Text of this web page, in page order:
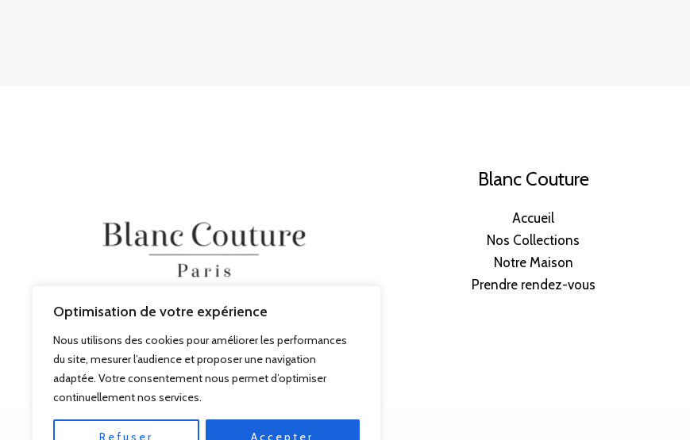
Optimisation de votre expérience
Nous utilisons des cookies pour améliorer les performances
du site, mesurer l’audience et proposer une navigation
adaptée. Votre consentement nous permet d’optimiser
continuellement nos services.
Refuser Accepter
Blanc Couture
Accueil
Nos Collections
Notre Maison
Prendre rendez-vous